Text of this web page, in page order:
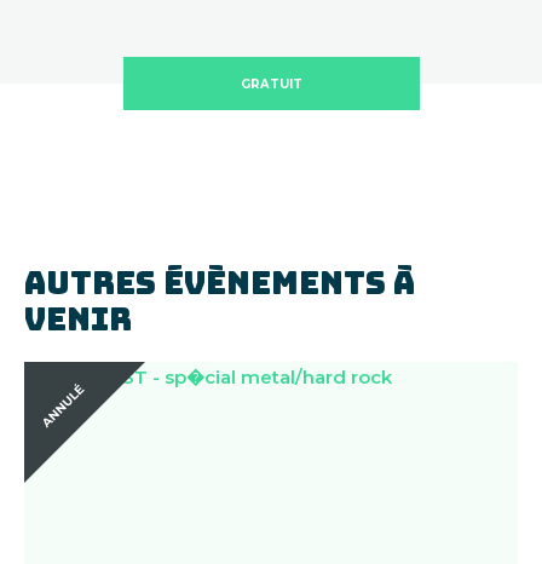
GRATUIT
AUTRES ÉVÈNEMENTS À
VENIR